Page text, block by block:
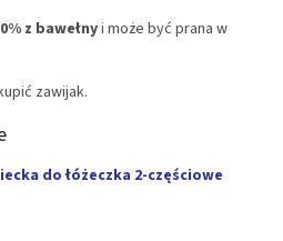
z bawełnyi może być prana w
zawijak.
do łóżeczka 2-częściowe